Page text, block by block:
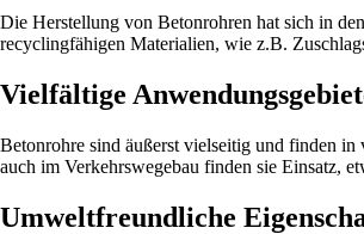
Die Herstellung von Betonrohren hat sich in
recyclingfähigen Materialien, wie z.B.
Vielfältige
Betonrohre sind äußerst vielseitig und finden
auch im Verkehrswegebau finden sie Einsatz,
Umweltfreundliche